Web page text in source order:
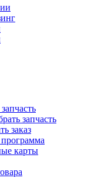
запчасть
заказ
карты